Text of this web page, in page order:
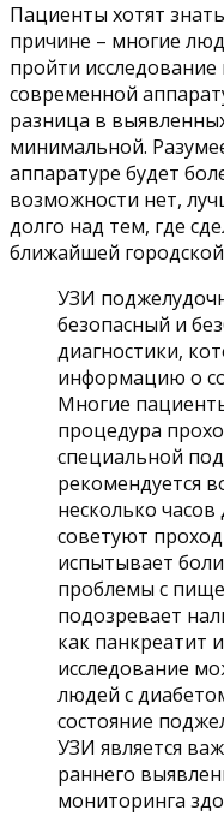
Пациенты хотят
причине – многие
пройти
современной
разница в
минимальной.
аппаратуре будет
возможности нет,
долго над тем, где
ближайшей
УЗИ
безопасный и
диагностики,
информацию о
Многие
процедура
специальной
рекомендуется
несколько
советуют
испытывает
проблемы с
подозревает
как панкреатит
исследование
людей с
состояние
УЗИ является
раннего
мониторинга